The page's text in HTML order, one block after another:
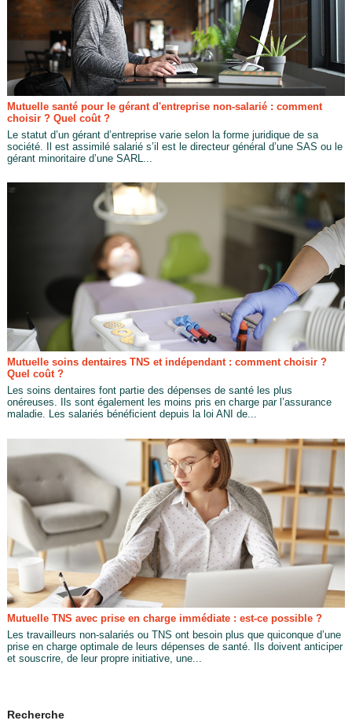
Mutuelle santé pour le gérant d'entreprise non-salarié : comment
choisir ? Quel coût ?
Le statut d’un gérant d’entreprise varie selon la forme juridique de sa
société. Il est assimilé salarié s’il est le directeur général d’une SAS ou le
gérant minoritaire d’une SARL...
Mutuelle soins dentaires TNS et indépendant : comment choisir ?
Quel coût ?
Les soins dentaires font partie des dépenses de santé les plus
onéreuses. Ils sont également les moins pris en charge par l’assurance
maladie. Les salariés bénéficient depuis la loi ANI de...
Mutuelle TNS avec prise en charge immédiate : est-ce possible ?
Les travailleurs non-salariés ou TNS ont besoin plus que quiconque d’une
prise en charge optimale de leurs dépenses de santé. Ils doivent anticiper
et souscrire, de leur propre initiative, une...
Recherche